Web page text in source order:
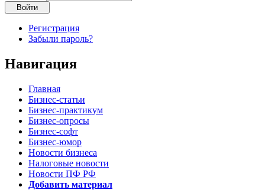
Регистрация
Забыли пароль?
Навигация
Главная
Бизнес-статьи
Бизнес-практикум
Бизнес-опросы
Бизнес-софт
Бизнес-юмор
Новости бизнеса
Налоговые новости
Новости ПФ РФ
Добавить материал